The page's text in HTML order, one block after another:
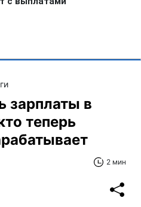
зарплаты в
теперь
2 мин